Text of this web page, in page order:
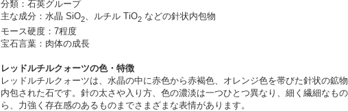
分類：石英グループ
主な成分：水晶 SiO2、ルチル TiO2 などの針状内包物
モース硬度：7程度
宝石言葉：肉体の成長
レッドルチルクォーツの色・特徴
レッドルチルクォーツは、水晶の中に赤色から赤褐色、オレンジ色を帯びた針状の鉱
内包された石です。針の太さや入り方、色の濃淡は一つひとつ異なり、細く繊細なも
ら、力強く存在感のあるものまでさまざまな表情があります。